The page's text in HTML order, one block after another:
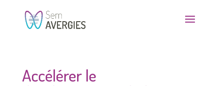
Accélérer le